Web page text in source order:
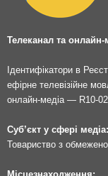
Телеканал та онлайн-
Ідентифікатори в
ефірне телевізійне
онлайн-медіа — R10-
Суб’єкт у сфері медіа:
Товариство з